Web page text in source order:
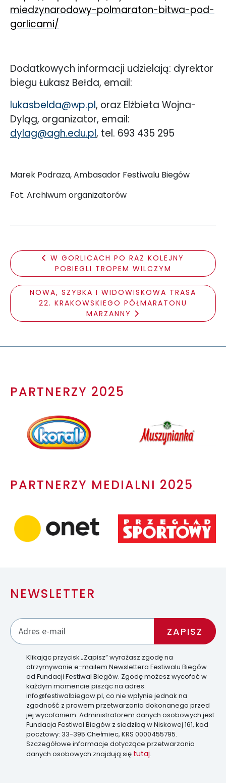
miedzynarodowy-polmaraton-bitwa-pod-
gorlicami/
Dodatkowych informacji udzielają: dyrektor
biegu Łukasz Bełda, email:
lukasbelda@wp.pl, oraz Elżbieta Wojna-
Dyląg, organizator, email:
dylag@agh.edu.pl, tel. 693 435 295
Marek Podraza, Ambasador Festiwalu Biegów
Fot. Archiwum organizatorów
W GORLICACH PO RAZ KOLEJNY
POBIEGLI TROPEM WILCZYM
NOWA, SZYBKA I WIDOWISKOWA TRASA
22. KRAKOWSKIEGO PÓŁMARATONU
MARZANNY
PARTNERZY 2025
PARTNERZY MEDIALNI 2025
NEWSLETTER
Klikając przycisk „Zapisz” wyrażasz zgodę na
otrzymywanie e-mailem Newslettera Festiwalu Biegów
od Fundacji Festiwal Biegów. Zgodę możesz wycofać w
każdym momencie pisząc na adres:
info@festiwalbiegow.pl, co nie wpłynie jednak na
zgodność z prawem przetwarzania dokonanego przed
jej wycofaniem. Administratorem danych osobowych jest
Fundacja Festiwal Biegów z siedzibą w Niskowej 161, kod
pocztowy: 33-395 Chełmiec, KRS 0000455795.
Szczegółowe informacje dotyczące przetwarzania
danych osobowych znajdują się tutaj.